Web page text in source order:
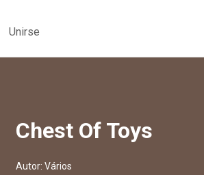
Unirse
Chest Of Toys
Autor: Vários